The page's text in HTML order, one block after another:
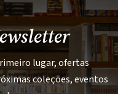
lugar, ofertas
coleções, eventos